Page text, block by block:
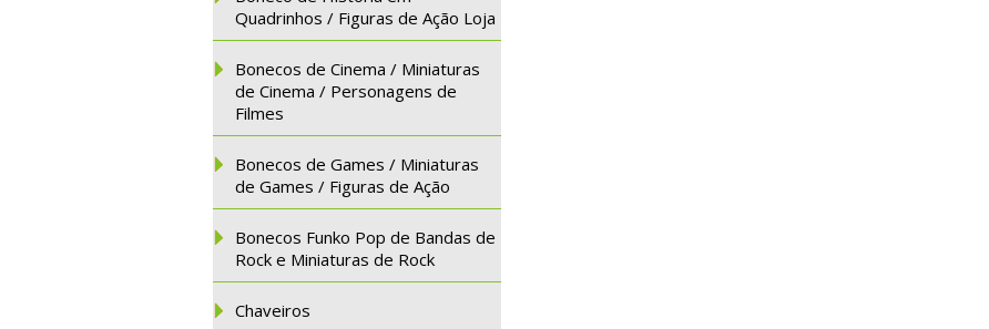
Quadrinhos / Figuras de Ação Loja
Bonecos de Cinema / Miniaturas
de Cinema / Personagens de
Filmes
Bonecos de Games / Miniaturas
de Games / Figuras de Ação
Bonecos Funko Pop de Bandas de
Rock e Miniaturas de Rock
Chaveiros